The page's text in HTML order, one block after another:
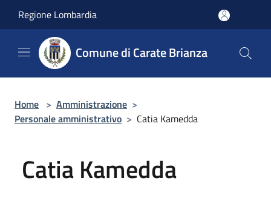
Regione Lombardia
Comune di Carate Brianza
Home > Amministrazione >
Personale amministrativo > Catia Kamedda
Catia Kamedda